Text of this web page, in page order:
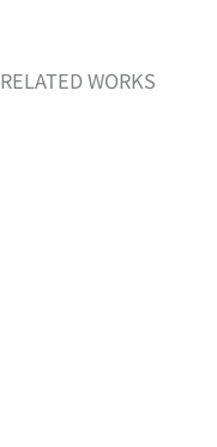
RELATED WORKS